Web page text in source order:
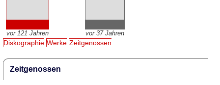
vor 121 Jahren vor 37 Jahren
Diskographie Werke Zeitgenossen
Zeitgenossen